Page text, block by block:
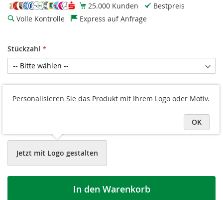
25.000 Kunden
Bestpreis
Volle Kontrolle
Express auf Anfrage
Stückzahl
Druckvorschau
Jetzt mit Logo gestalten
In den Warenkorb
Personalisieren Sie das Produkt mit Ihrem Logo oder Motiv.
OK